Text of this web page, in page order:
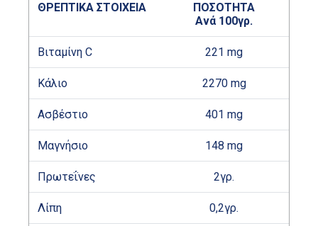
ΘΡΕΠΤΙΚΑ ΣΤΟΙΧΕΙΑ
ΠΟΣΟΤΗΤΑ
Ανά 100γρ.
Βιταμίνη C 221 mg
Κάλιο 2270 mg
Ασβέστιο 401 mg
Μαγνήσιο 148 mg
Πρωτεΐνες 2γρ.
Λίπη 0,2γρ.